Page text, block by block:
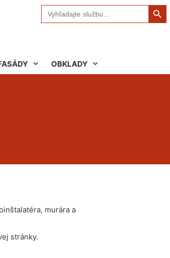
Search
for:
Search Button
OBKLADY
murára a
stránky.